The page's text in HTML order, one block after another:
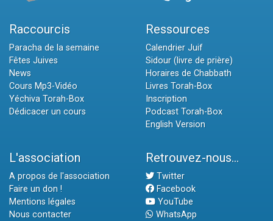
Raccourcis
Paracha de la semaine
Fêtes Juives
News
Cours Mp3-Vidéo
Yéchiva Torah-Box
Dédicacer un cours
Ressources
Calendrier Juif
Sidour (livre de prière)
Horaires de Chabbath
Livres Torah-Box
Inscription
Podcast Torah-Box
English Version
L'association
A propos de l'association
Faire un don !
Mentions légales
Nous contacter
Retrouvez-nous...
Twitter
Facebook
YouTube
WhatsApp